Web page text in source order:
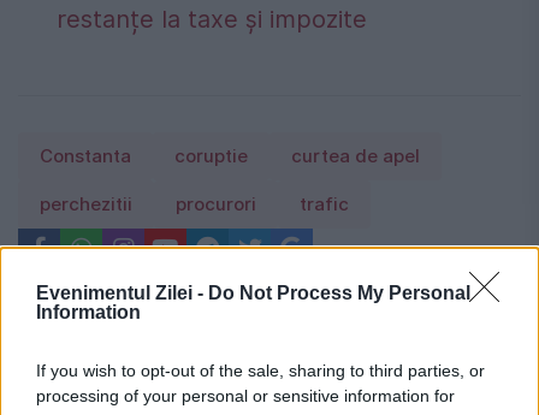
Evenimentul Zilei - Do Not Process My Personal
Information
If you wish to opt-out of the sale, sharing to third parties, or
processing of your personal or sensitive information for
restanțe la taxe și impozite
Constanta coruptie curtea de apel
perchezitii procurori trafic